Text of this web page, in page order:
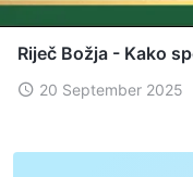
Riječ Božja - Kako
20 September 2025